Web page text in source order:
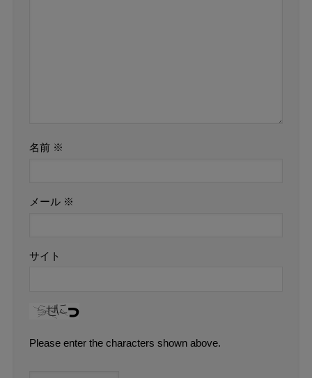
名前 ※
メール ※
サイト
Please enter the characters shown above.